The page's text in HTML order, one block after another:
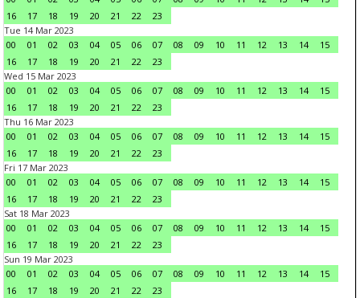
16
17 18 19 20 21 22
23
Tue 14 Mar 2023
00
01 02 03 04 05 06 07 08 09 10 11 12 13 14
15
16
17 18 19 20 21 22
23
Wed 15 Mar 2023
00
01 02 03 04 05 06 07 08 09 10 11 12 13 14
15
16
17 18 19 20 21 22
23
Thu 16 Mar 2023
00
01 02 03 04 05 06 07 08 09 10 11 12 13 14
15
16
17 18 19 20 21 22
23
Fri 17 Mar 2023
00
01 02 03 04 05 06 07 08 09 10 11 12 13 14
15
16
17 18 19 20 21 22
23
Sat 18 Mar 2023
00
01 02 03 04 05 06 07 08 09 10 11 12 13 14
15
16
17 18 19 20 21 22
23
Sun 19 Mar 2023
00
01 02 03 04 05 06 07 08 09 10 11 12 13 14
15
16
17 18 19 20 21 22
23